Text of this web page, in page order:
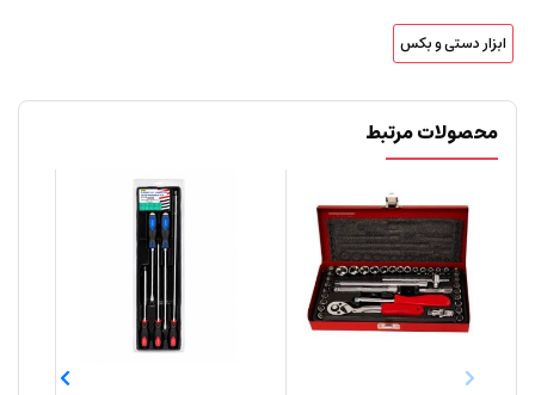
ابزار دستی و بکس
محصولات مرتبط